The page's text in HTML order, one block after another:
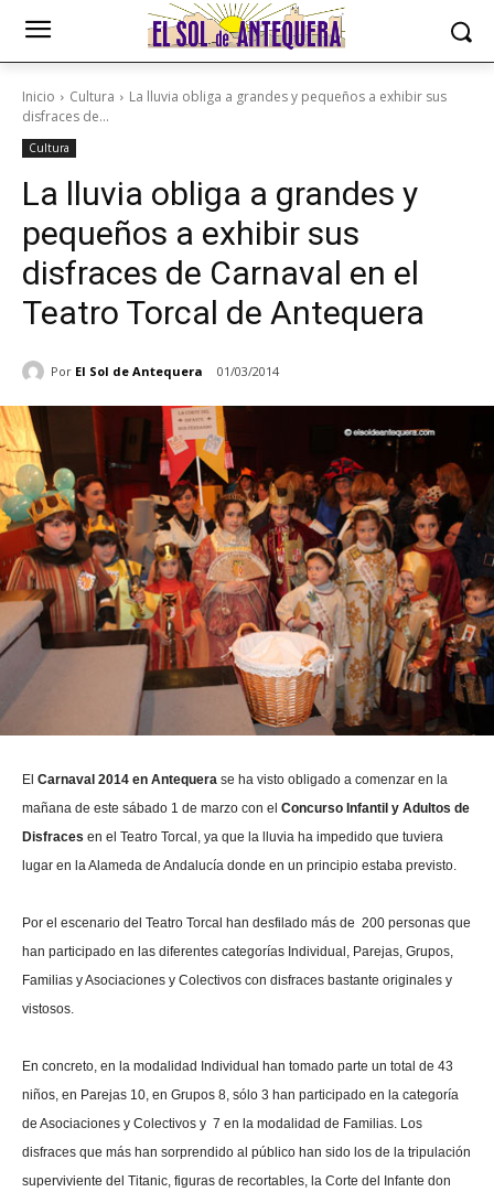
Inicio Cultura
La lluvia obliga a grandes y pequeños a exhibir sus
disfraces de...
Cultura
La lluvia obliga a grandes y
pequeños a exhibir sus
disfraces de Carnaval en el
Teatro Torcal de Antequera
Por El Sol de Antequera 01/03/2014
El Carnaval 2014 en Antequera se ha visto obligado a comenzar en la
mañana de este sábado 1 de marzo con el Concurso Infantil y Adultos de
Disfraces en el Teatro Torcal, ya que la lluvia ha impedido que tuviera
lugar en la Alameda de Andalucía donde en un principio estaba previsto.
Por el escenario del Teatro Torcal han desfilado más de 200 personas que
han participado en las diferentes categorías Individual, Parejas, Grupos,
Familias y Asociaciones y Colectivos con disfraces bastante originales y
vistosos.
En concreto, en la modalidad Individual han tomado parte un total de 43
niños, en Parejas 10, en Grupos 8, sólo 3 han participado en la categoría
de Asociaciones y Colectivos y 7 en la modalidad de Familias. Los
disfraces que más han sorprendido al público han sido los de la tripulación
superviviente del Titanic, figuras de recortables, la Corte del Infante don